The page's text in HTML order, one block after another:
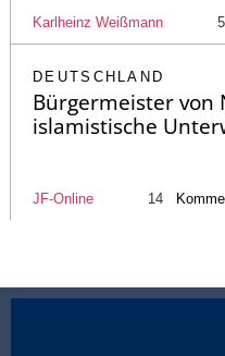
Karlheinz Weißmann 5
DEUTSCHLAND
Bürgermeister von
islamistische
JF-Online 14